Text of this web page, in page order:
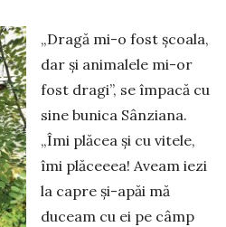
„Dragă mi-o fost școala,
dar și animalele mi-or
fost dragi”, se împacă cu
sine bunica Sân­zia­na.
„Îmi plăcea și cu vitele,
îmi plăceeea! Aveam iezi
la capre și-apăi mă
duceam cu ei pe câmp